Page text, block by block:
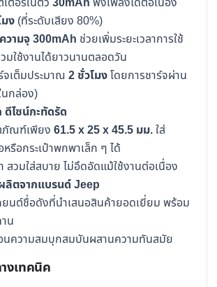
ง (ที่ระดับเสียง 80%)
ความจุ 300mAh ช่วยเพิ่มระยะเวลาการใช้
มใช้งานได้ยาวนานตลอดวัน
จเต็มประมาณ 2 ชั่วโมงโดยการชาร์จผ่าน
นกล่อง)
ไซน์กะทัดรัด
ภัณฑ์เพียง 61.5 x 25 x 45.5 มม.ใส่
หรือกระเป๋าพกพาเล็ก ๆ ได้
สวมใส่สบาย ไม่อึดอัดแม้ใช้งานต่อเนื่อง
ตจากแบรนด์ Jeep
นต์ชื่อดังที่นำเสนอสินค้ายอดเยี่ยม พร้อม
น
นความสมบุกสมบันผสานความทันสมัย
งเทคนิค